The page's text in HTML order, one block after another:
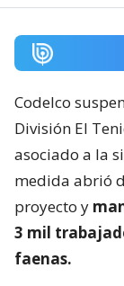
Codelco
División El
asociado a la
medida abrió
proyecto y
3 mil
faenas.